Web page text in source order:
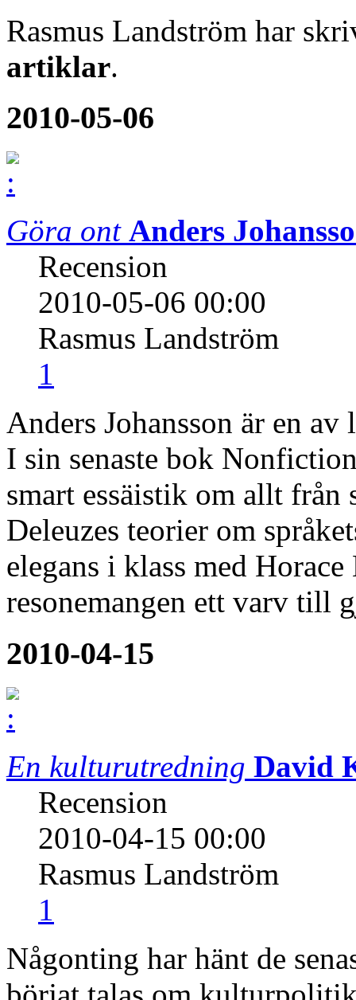
Rasmus Landström har
artiklar.
2010-05-06
Göra ont Anders
Recension
2010-05-06 00:00
Rasmus Landström
1
Anders Johansson är en
I sin senaste bok
smart essäistik om allt
Deleuzes teorier om
elegans i klass med
resonemangen ett varv till
2010-04-15
En kulturutredning David
Recension
2010-04-15 00:00
Rasmus Landström
1
Någonting har hänt de